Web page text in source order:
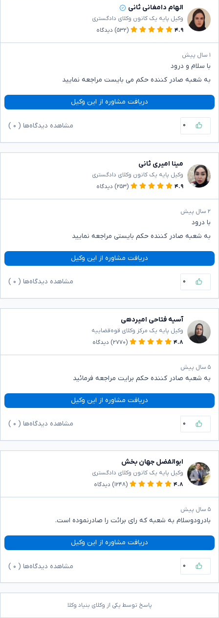
الهام دامغانی ثانی
وکیل پایه یک کانون وکلای دادگستری
۴.۹
(۵۳۲) دیدگاه
۱ سال پیش
با سلام و درود
به شعبه صادر کننده حکم می بایست مراجعه نمایید
دریافت مشاوره از این وکیل
۰ مشاهده دیدگاه‌ها ( ۰
مینا امیری ثانی
وکیل پایه یک کانون وکلای دادگستری
۴.۹
(۲۵۳) دیدگاه
۲ سال پیش
با درود
به شعبه صادر کننده حکم بایستی مراجعه نمایید
دریافت مشاوره از این وکیل
۰ مشاهده دیدگاه‌ها ( ۰
آسیه فتاحی امیردهی
وکیل پایه یک مرکز وکلای قوه‌قضاییه
۴.۸
(۲۷۷۰) دیدگاه
۵ سال پیش
به شعبه صادر کننده حکم برایت مراجعه فرمائید
دریافت مشاوره از این وکیل
۰ مشاهده دیدگاه‌ها ( ۰
ابوالفضل جهان بخش
وکیل پایه یک کانون وکلای دادگستری
۴.۸
(۱۲۴۸) دیدگاه
۵ سال پیش
بادرودوسلام به شعبه که رای برائت را صادرنموده است.
دریافت مشاوره از این وکیل
۰ مشاهده دیدگاه‌ها ( ۰
پاسخ توسط یکی از وکلای بنیاد وکلا